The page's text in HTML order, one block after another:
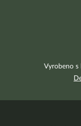
Vyrobeno s